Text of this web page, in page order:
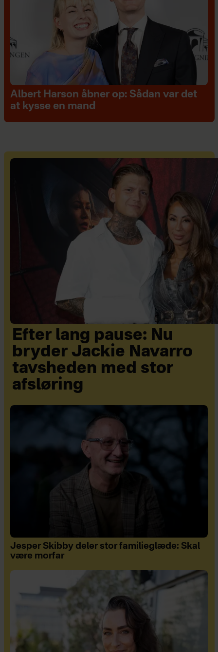
Albert Harson åbner op: Sådan var det
at kysse en mand
Efter lang pause: Nu
bryder Jackie Navarro
tavsheden med stor
afsløring
Jesper Skibby deler stor familieglæde: Skal
være morfar